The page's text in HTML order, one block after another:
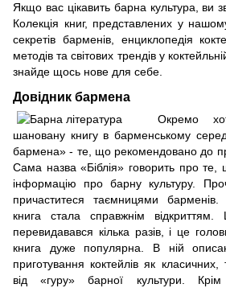
Якщо вас цікавить барна культура, ви
Колекція книг, представлених у
секретів барменів, енциклопедія
методів та світових трендів у
знайде щось нове для себе.
Довідник бармена
Окремо
шановану книгу в барменському
бармена» - те, що рекомендовано до
Сама назва «Біблія» говорить про те,
інформацію про барну культуру.
причаститеся таємницями
книга стала справжнім
перевидавався кілька разів, і це
книга дуже популярна. В ній
приготування коктейлів як
від «гуру» барної культури. Крім